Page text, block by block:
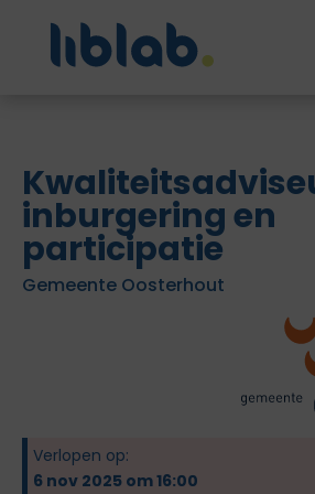
inburgering en
participatie
Gemeente Oosterhout
Verlopen op:
6 nov 2025 om 16:00